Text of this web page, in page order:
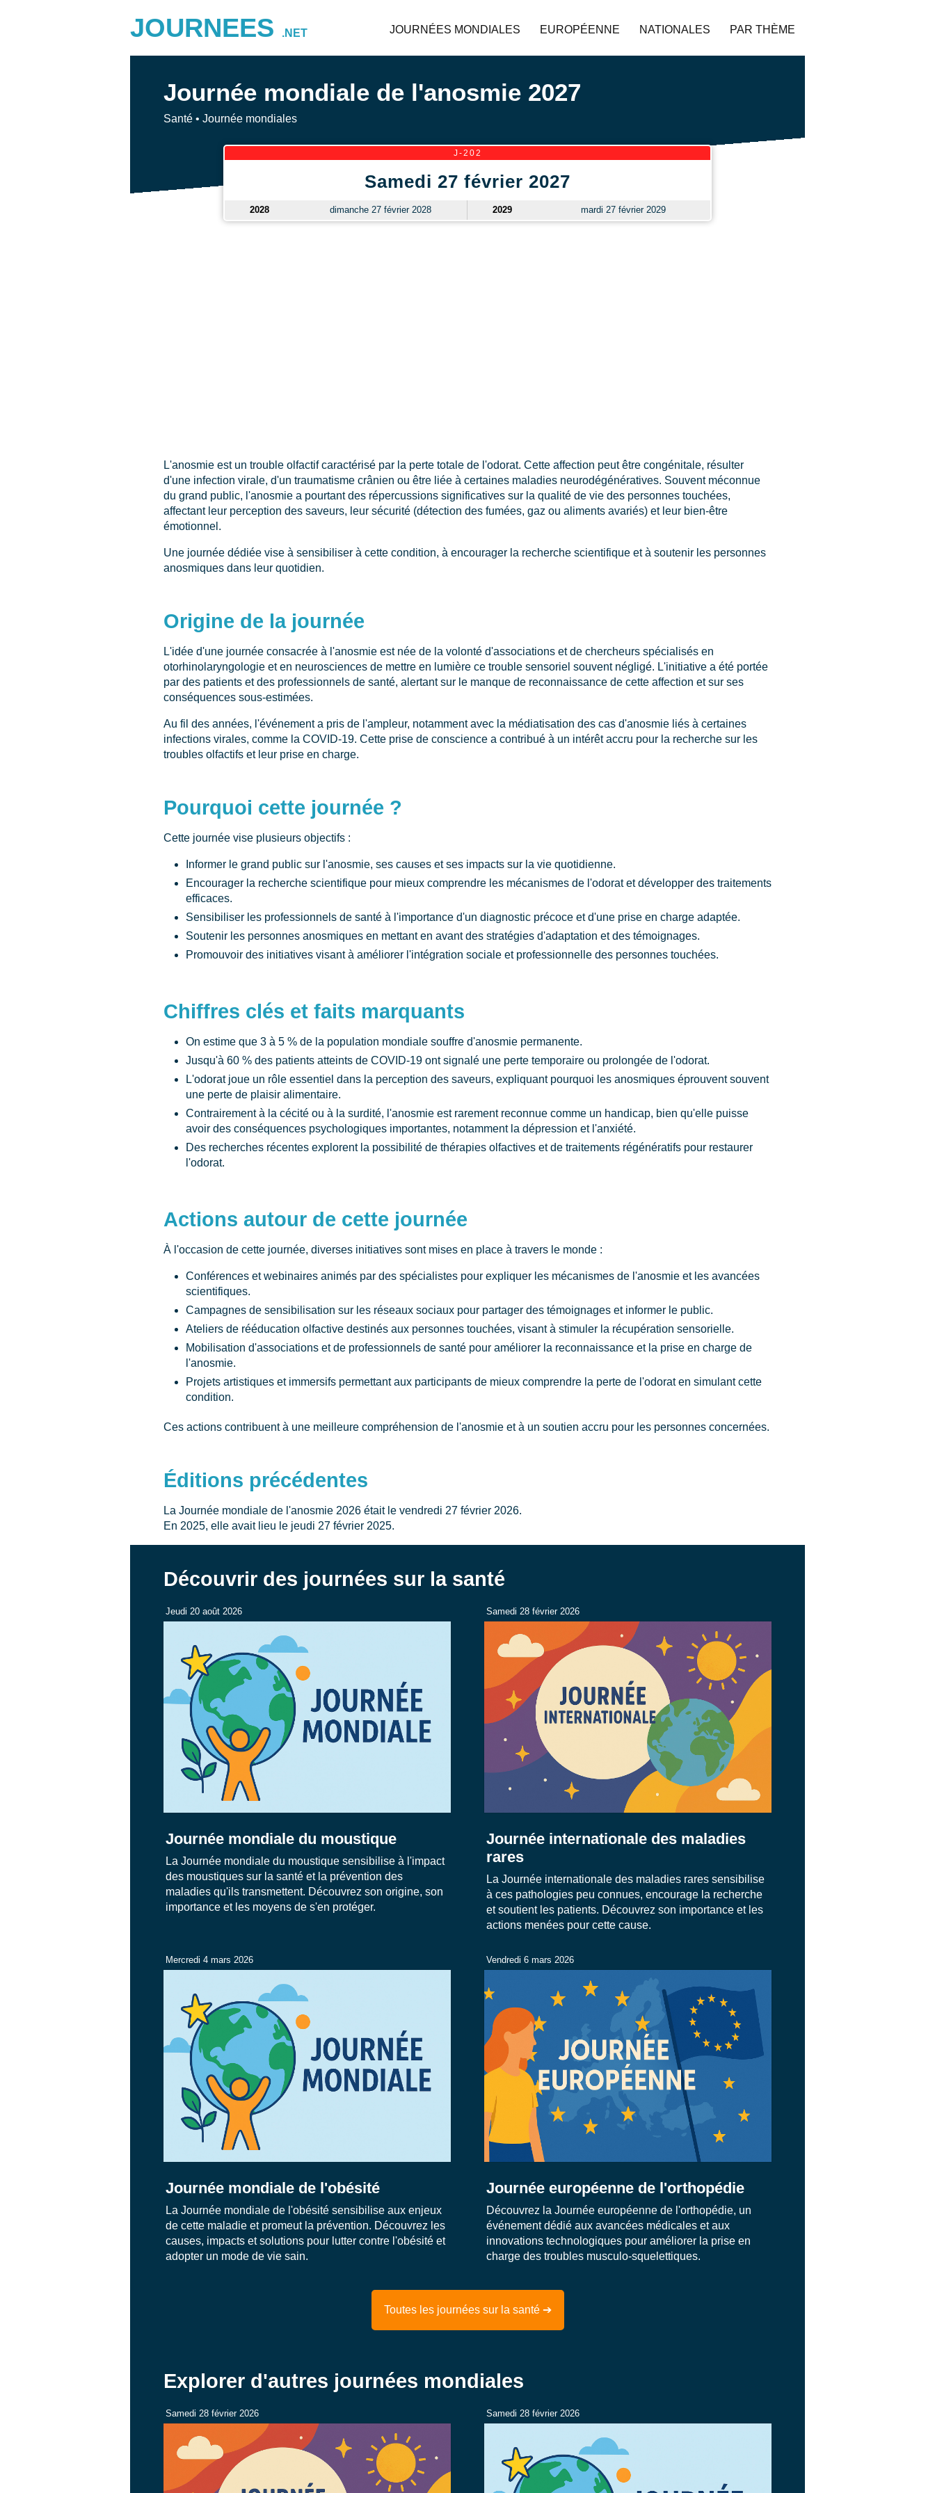
JOURNEES .NET JOURNÉES MONDIALES EUROPÉENNE NATIONALES PAR THÈME
Journée mondiale de l'anosmie 2027
Santé • Journée mondiales
J-202
Samedi 27 février 2027
2028 dimanche 27 février 2028 2029 mardi 27 février 2029
L'anosmie est un trouble olfactif caractérisé par la perte totale de l'odorat. Cette affection peut être congénitale, résulter
d'une infection virale, d'un traumatisme crânien ou être liée à certaines maladies neurodégénératives. Souvent méconnue
du grand public, l'anosmie a pourtant des répercussions significatives sur la qualité de vie des personnes touchées,
affectant leur perception des saveurs, leur sécurité (détection des fumées, gaz ou aliments avariés) et leur bien-être
émotionnel.
Une journée dédiée vise à sensibiliser à cette condition, à encourager la recherche scientifique et à soutenir les personnes
anosmiques dans leur quotidien.
Origine de la journée
L'idée d'une journée consacrée à l'anosmie est née de la volonté d'associations et de chercheurs spécialisés en
otorhinolaryngologie et en neurosciences de mettre en lumière ce trouble sensoriel souvent négligé. L'initiative a été portée
par des patients et des professionnels de santé, alertant sur le manque de reconnaissance de cette affection et sur ses
conséquences sous-estimées.
Au fil des années, l'événement a pris de l'ampleur, notamment avec la médiatisation des cas d'anosmie liés à certaines
infections virales, comme la COVID-19. Cette prise de conscience a contribué à un intérêt accru pour la recherche sur les
troubles olfactifs et leur prise en charge.
Pourquoi cette journée ?
Cette journée vise plusieurs objectifs :
Informer le grand public sur l'anosmie, ses causes et ses impacts sur la vie quotidienne.
Encourager la recherche scientifique pour mieux comprendre les mécanismes de l'odorat et développer des traitements
efficaces.
Sensibiliser les professionnels de santé à l'importance d'un diagnostic précoce et d'une prise en charge adaptée.
Soutenir les personnes anosmiques en mettant en avant des stratégies d'adaptation et des témoignages.
Promouvoir des initiatives visant à améliorer l'intégration sociale et professionnelle des personnes touchées.
Chiffres clés et faits marquants
On estime que 3 à 5 % de la population mondiale souffre d'anosmie permanente.
Jusqu'à 60 % des patients atteints de COVID-19 ont signalé une perte temporaire ou prolongée de l'odorat.
L'odorat joue un rôle essentiel dans la perception des saveurs, expliquant pourquoi les anosmiques éprouvent souvent
une perte de plaisir alimentaire.
Contrairement à la cécité ou à la surdité, l'anosmie est rarement reconnue comme un handicap, bien qu'elle puisse
avoir des conséquences psychologiques importantes, notamment la dépression et l'anxiété.
Des recherches récentes explorent la possibilité de thérapies olfactives et de traitements régénératifs pour restaurer
l'odorat.
Actions autour de cette journée
À l'occasion de cette journée, diverses initiatives sont mises en place à travers le monde :
Conférences et webinaires animés par des spécialistes pour expliquer les mécanismes de l'anosmie et les avancées
scientifiques.
Campagnes de sensibilisation sur les réseaux sociaux pour partager des témoignages et informer le public.
Ateliers de rééducation olfactive destinés aux personnes touchées, visant à stimuler la récupération sensorielle.
Mobilisation d'associations et de professionnels de santé pour améliorer la reconnaissance et la prise en charge de
l'anosmie.
Projets artistiques et immersifs permettant aux participants de mieux comprendre la perte de l'odorat en simulant cette
condition.
Ces actions contribuent à une meilleure compréhension de l'anosmie et à un soutien accru pour les personnes concernées.
Éditions précédentes
La Journée mondiale de l'anosmie 2026 était le vendredi 27 février 2026.
En 2025, elle avait lieu le jeudi 27 février 2025.
Découvrir des journées sur la santé
Jeudi 20 août 2026
Journée mondiale du moustique
La Journée mondiale du moustique sensibilise à l'impact
des moustiques sur la santé et la prévention des
maladies qu'ils transmettent. Découvrez son origine, son
importance et les moyens de s'en protéger.
Samedi 28 février 2026
Journée internationale des maladies
rares
La Journée internationale des maladies rares sensibilise
à ces pathologies peu connues, encourage la recherche
et soutient les patients. Découvrez son importance et les
actions menées pour cette cause.
Mercredi 4 mars 2026
Journée mondiale de l'obésité
La Journée mondiale de l'obésité sensibilise aux enjeux
de cette maladie et promeut la prévention. Découvrez les
causes, impacts et solutions pour lutter contre l'obésité et
adopter un mode de vie sain.
Vendredi 6 mars 2026
Journée européenne de l'orthopédie
Découvrez la Journée européenne de l'orthopédie, un
événement dédié aux avancées médicales et aux
innovations technologiques pour améliorer la prise en
charge des troubles musculo-squelettiques.
Toutes les journées sur la santé ➔
Explorer d'autres journées mondiales
Samedi 28 février 2026 Samedi 28 février 2026